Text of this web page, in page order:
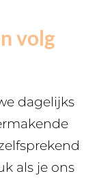
volg
dagelijks
als je ons